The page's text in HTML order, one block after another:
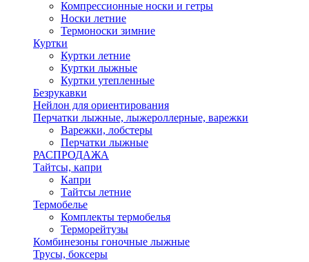
Компрессионные носки и гетры
Носки летние
Термоноски зимние
Куртки
Куртки летние
Куртки лыжные
Куртки утепленные
Безрукавки
Нейлон для ориентирования
Перчатки лыжные, лыжероллерные, варежки
Варежки, лобстеры
Перчатки лыжные
РАСПРОДАЖА
Тайтсы, капри
Капри
Тайтсы летние
Термобелье
Комплекты термобелья
Терморейтузы
Комбинезоны гоночные лыжные
Трусы, боксеры